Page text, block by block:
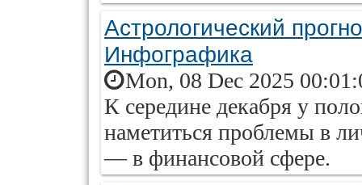
Астрологический
Инфографика
Mon, 08 Dec 2025
К середине декабря у
наметиться проблемы в
— в финансовой сфере.